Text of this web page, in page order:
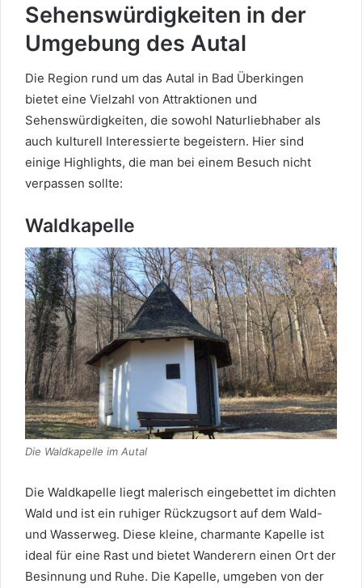
Sehenswürdigkeiten in der
Umgebung des Autal
Die Region rund um das Autal in Bad Überkingen
bietet eine Vielzahl von Attraktionen und
Sehenswürdigkeiten, die sowohl Naturliebhaber als
auch kulturell Interessierte begeistern. Hier sind
einige Highlights, die man bei einem Besuch nicht
verpassen sollte:
Waldkapelle
Die Waldkapelle im Autal
Die Waldkapelle liegt malerisch eingebettet im dichten
Wald und ist ein ruhiger Rückzugsort auf dem Wald-
und Wasserweg. Diese kleine, charmante Kapelle ist
ideal für eine Rast und bietet Wanderern einen Ort der
Besinnung und Ruhe. Die Kapelle, umgeben von der